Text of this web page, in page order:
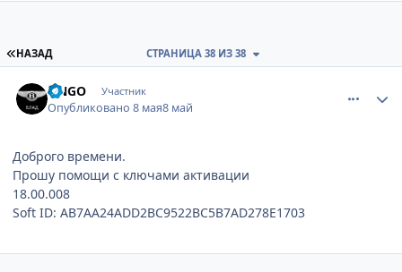
ПЕРВАЯ СТРАНИЦА
НАЗАД СТРАНИЦА 38 ИЗ 38
UNGO Участник
Опубликовано8 мая8 май
Доброго времени.
Прошу помощи с ключами активации
18.00.008
Soft ID: AB7AA24ADD2BC9522BC5B7AD278E1703